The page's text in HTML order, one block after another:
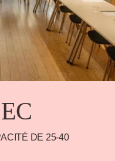
DE 25-40